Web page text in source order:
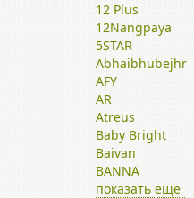
12 Plus
12Nangpaya
5STAR
Abhaibhubejhr
AFY
AR
Atreus
Baby Bright
Baivan
BANNA
показать еще